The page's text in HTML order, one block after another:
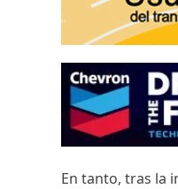
En tanto, tras la